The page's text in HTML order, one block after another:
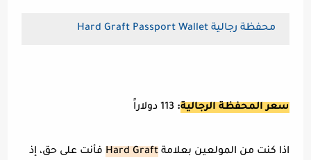
محفظة رجالية Hard Graft Passport Wallet
سعر المحفظة الرجالية:
اذا كنت من المولعين بعلامةHard Graft فأنت على حق، إذ